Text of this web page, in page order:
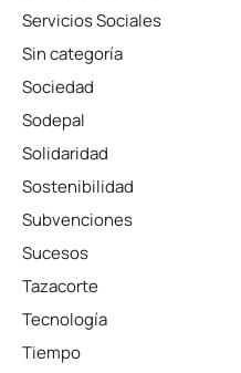
Servicios Sociales
Sin categoría
Sociedad
Sodepal
Solidaridad
Sostenibilidad
Subvenciones
Sucesos
Tazacorte
Tecnología
Tiempo